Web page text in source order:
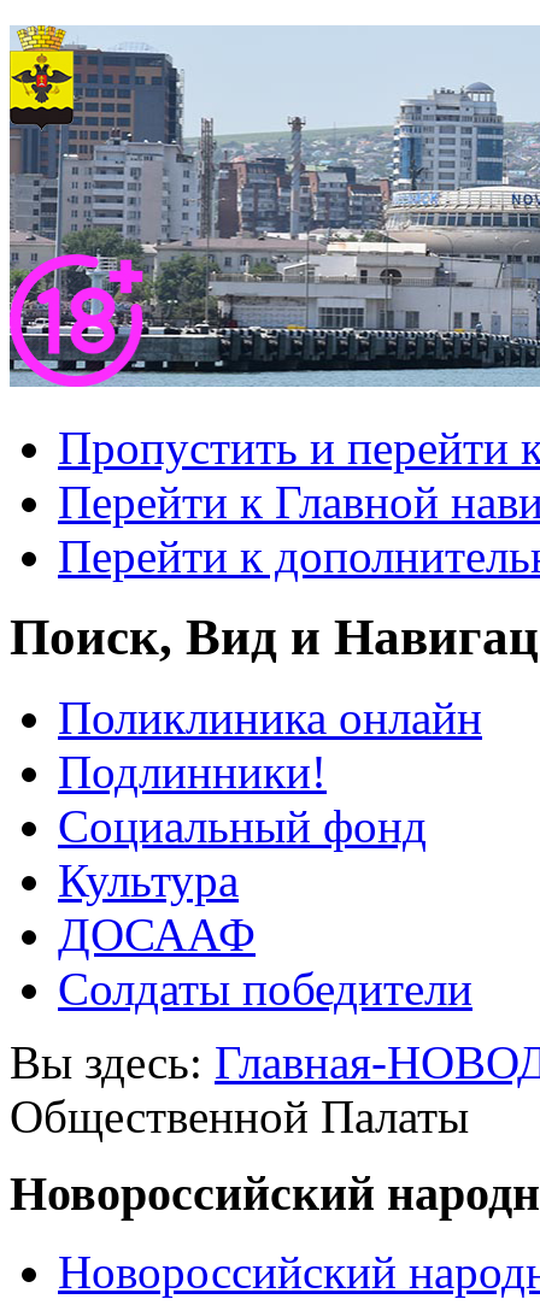
Пропустить и перейти
Перейти к Главной
Перейти к
Поиск, Вид и
Поликлиника онлайн
Подлинники!
Социальный фонд
Культура
ДОСААФ
Солдаты победители
Вы здесь: Главная-
Общественной Палаты
Новороссийский
Новороссийский